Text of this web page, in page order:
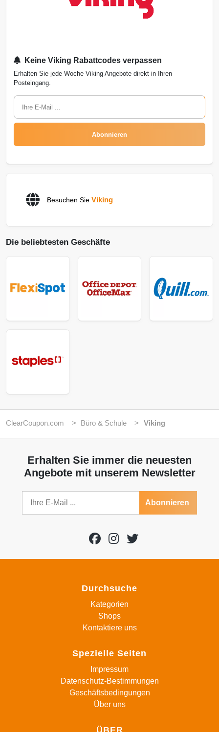
Keine Viking Rabattcodes verpassen
Erhalten Sie jede Woche Viking Angebote direkt in Ihren
Posteingang.
Abonnieren
Besuchen Sie Viking
Die beliebtesten Geschäfte
ClearCoupon.com Büro & Schule Viking
Erhalten Sie immer die neuesten
Angebote mit unserem Newsletter
Abonnieren
Durchsuche
Kategorien
Shops
Kontaktiere uns
Spezielle Seiten
Impressum
Datenschutz-Bestimmungen
Geschäftsbedingungen
Über uns
ÜBER